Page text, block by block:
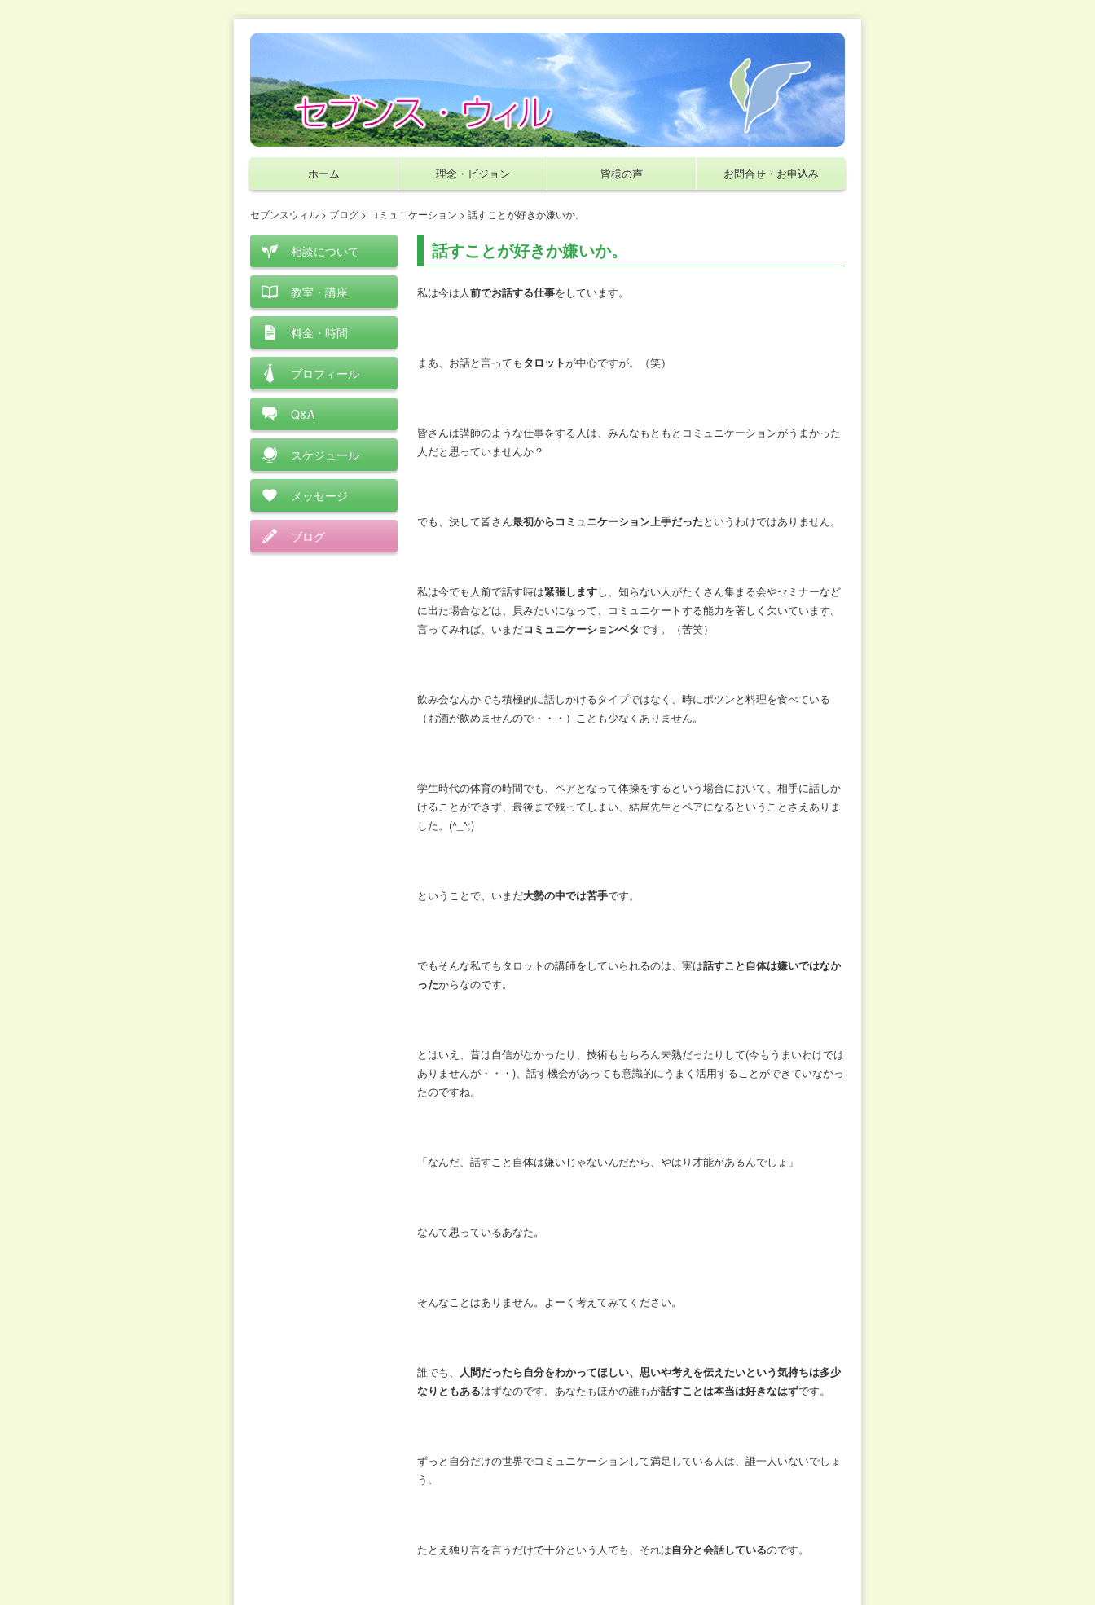
ホーム 理念・ビジョン 皆様の声 お問合せ・お申込み
セブンスウィル > ブログ > コミュニケーション > 話すことが好きか嫌いか。
話すことが好きか嫌いか。
私は今は人前でお話する仕事をしています。
まあ、お話と言ってもタロットが中心ですが。（笑）
皆さんは講師のような仕事をする人は、みんなもともとコミュニケーションがうまかった
人だと思っていませんか？
でも、決して皆さん最初からコミュニケーション上手だったというわけではありません。
私は今でも人前で話す時は緊張しますし、知らない人がたくさん集まる会やセミナーなど
に出た場合などは、貝みたいになって、コミュニケートする能力を著しく欠いています。
言ってみれば、いまだコミュニケーションベタです。（苦笑）
飲み会なんかでも積極的に話しかけるタイプではなく、時にポツンと料理を食べている
（お酒が飲めませんので・・・）ことも少なくありません。
学生時代の体育の時間でも、ペアとなって体操をするという場合において、相手に話しか
けることができず、最後まで残ってしまい、結局先生とペアになるということさえありま
した。(^_^;)
ということで、いまだ大勢の中では苦手です。
でもそんな私でもタロットの講師をしていられるのは、実は話すこと自体は嫌いではなか
ったからなのです。
とはいえ、昔は自信がなかったり、技術ももちろん未熟だったりして(今もうまいわけでは
ありませんが・・・)、話す機会があっても意識的にうまく活用することができていなかっ
たのですね。
「なんだ、話すこと自体は嫌いじゃないんだから、やはり才能があるんでしょ」
なんて思っているあなた。
そんなことはありません。よーく考えてみてください。
誰でも、 人間だったら自分をわかってほしい、思いや考えを伝えたいという気持ちは多少
なりともあるはずなのです。あなたもほかの誰もが話すことは本当は好きなはずです。
ずっと自分だけの世界でコミュニケーションして満足している人は、誰一人いないでしょ
う。
たとえ独り言を言うだけで十分という人でも、それは自分と会話しているのです。
相談について
教室・講座
料金・時間
プロフィール
Q&A
スケジュール
メッセージ
ブログ